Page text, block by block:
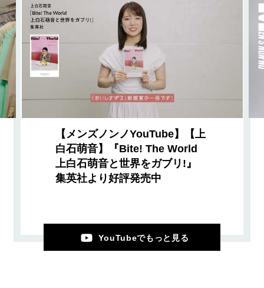
【メンズノンノYouTube】【上
白石萌音】『Bite! The World
上白石萌音と世界をガブリ!』
集英社より好評発売中
YouTubeでもっと見る